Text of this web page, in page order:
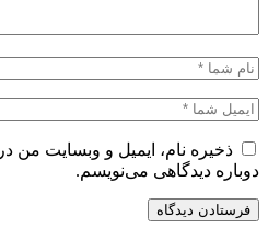
ذخیره نام، ایمیل و وبسایت من
دوباره دیدگاهی می‌نویسم.